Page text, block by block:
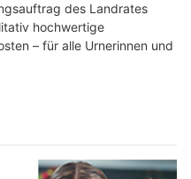
des Landrates
hochwertige
– für alle Urnerinnen und